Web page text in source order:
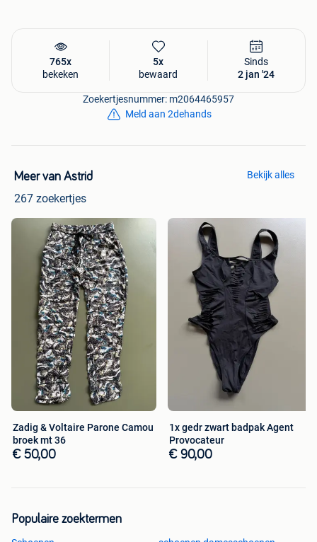
765x
bekeken
5x
bewaard
Sinds
2 jan '24
Zoekertjesnummer: m2064465957
Meld aan 2dehands
Meer van Astrid
267 zoekertjes
Bekijk alles
Zadig & Voltaire Parone Camou
broek mt 36
€ 50,00
1x gedr zwart badpak Agent
Provocateur
€ 90,00
Populaire zoektermen